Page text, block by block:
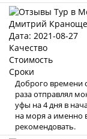
Дмитрий
Дата: 2021-08-27
Качество
Стоимость
Сроки
Доброго времени
раза отправлял
уфы на 4 дня в
на моря а именно
рекомендовать.